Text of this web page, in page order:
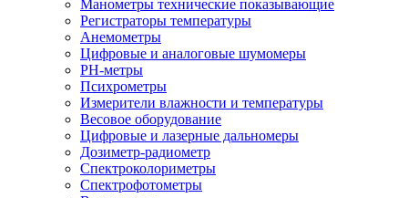
Манометры технические показывающие
Регистраторы температуры
Анемометры
Цифровые и аналоговые шумомеры
PH-метры
Психрометры
Измерители влажности и температуры
Весовое оборудование
Цифровые и лазерные дальномеры
Дозиметр-радиометр
Спектроколориметры
Спектрофотометры